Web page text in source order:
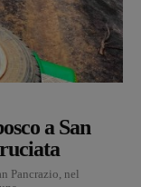
a San
Pancrazio, nel